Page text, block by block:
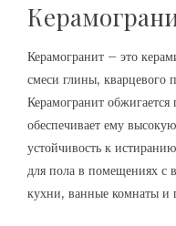
Керамогранит – это
смеси глины, кварцевого
Керамогранит
обеспечивает ему
устойчивость к
для пола в помещениях с
кухни, ванные комнаты и